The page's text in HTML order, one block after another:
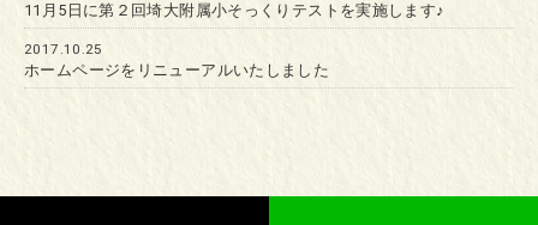
11月5日に第２回埼大附属小そっくりテストを実施します♪
2017.10.25
ホームページをリニューアルいたしました